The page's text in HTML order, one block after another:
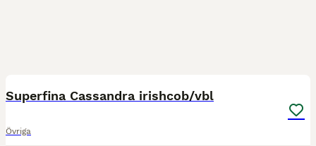
Superfina Cassandra irishcob/vbl
Övriga